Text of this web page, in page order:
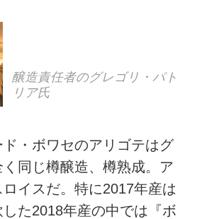
醸造責任者のグレゴリ・パト
リア氏
・ボワセのアリゴテはグ
同じ樽醸造、樽熟成。ア
イスだ。特に2017年産は
た2018年産の中では『ボ